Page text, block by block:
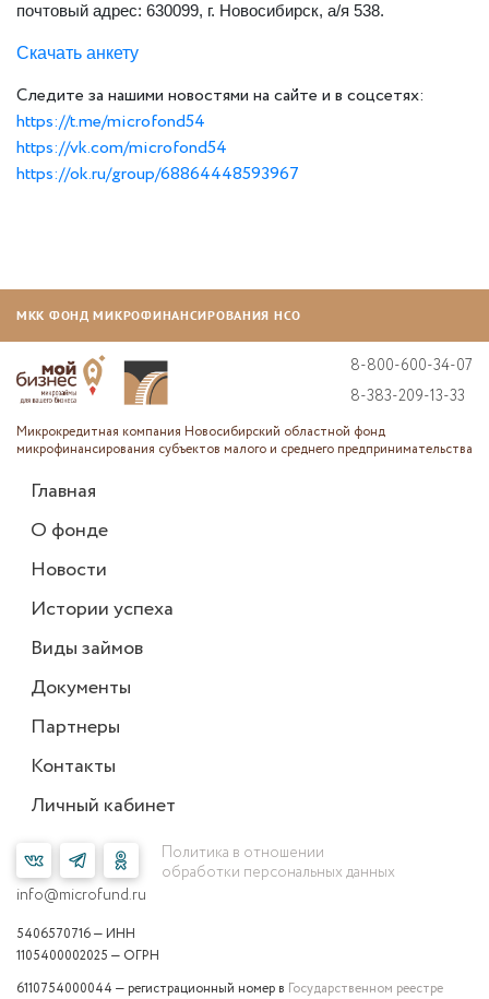
почтовый адрес: 630099, г. Новосибирск, а/я 538.
Скачать анкету
Следите за нашими новостями на сайте и в соцсетях:
https://t.me/microfond54
https://vk.com/microfond54
https://ok.ru/group/68864448593967
МКК ФОНД МИКРОФИНАНСИРОВАНИЯ НСО
8-800-600-34-07
8-383-209-13-33
Микрокредитная компания Новосибирский областной фонд
микрофинансирования субъектов малого и среднего предпринимательства
Главная
О фонде
Новости
Истории успеха
Виды займов
Документы
Партнеры
Контакты
Личный кабинет
info@microfund.ru
Политика в отношении
обработки персональных данных
5406570716 — ИНН
1105400002025 — ОГРН
6110754000044 — регистрационный номер в Государственном реестре